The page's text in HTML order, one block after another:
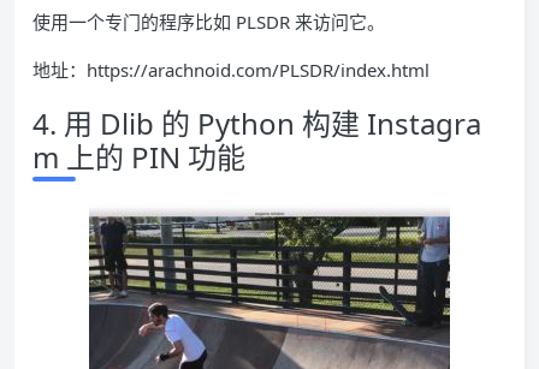
使用一个专门的程序比如 PLSDR 来访问它。
地址：https://arachnoid.com/PLSDR/index.html
4. 用 Dlib 的 Python 构建 Instagra
m 上的 PIN 功能